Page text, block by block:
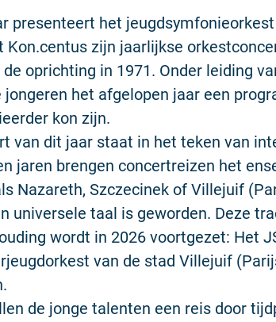
presenteert het
Kon.centus zijn jaarlijkse
oprichting in 1971. Onder leiding
jongeren het afgelopen jaar een
kon zijn.
van dit jaar staat in het teken van
jaren brengen concertreizen het
Nazareth, Szczecinek of Villejuif
universele taal is geworden. Deze
wordt in 2026 voortgezet: Het
van de stad Villejuif
de jonge talenten een reis door